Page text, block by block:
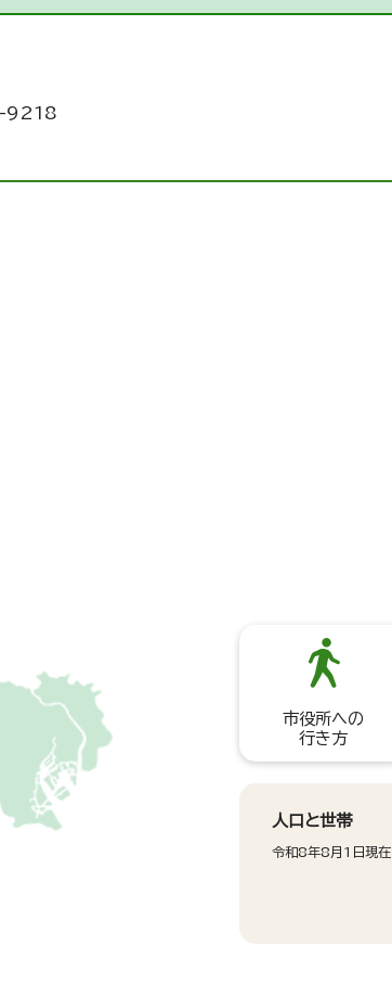
9218
市役所への
行き方
人口と世帯
令和8年8月1日現在